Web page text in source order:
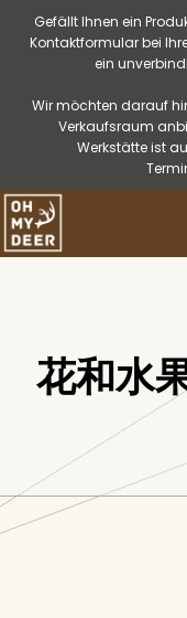
Gefällt Ihnen ein
Kontaktformular bei
ein
Wir möchten darauf
Verkaufsraum
Werkstätte ist
花和水